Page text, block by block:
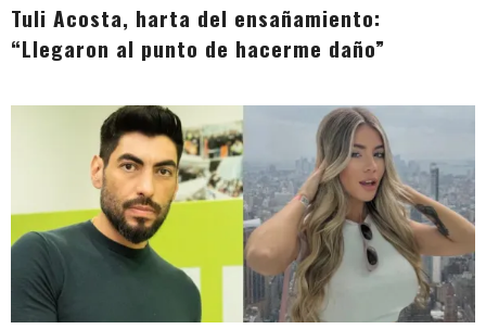
Tuli Acosta, harta del ensañamiento:
“Llegaron al punto de hacerme daño”